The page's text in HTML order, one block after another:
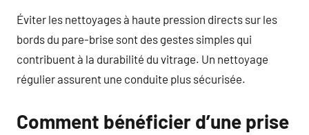
Éviter les nettoyages à haute pression directs sur les
bords du pare-brise sont des gestes simples qui
contribuent à la durabilité du vitrage. Un nettoyage
régulier assurent une conduite plus sécurisée.
Comment bénéficier d’une prise